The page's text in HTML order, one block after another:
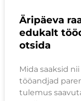
Äripäeva
edukalt
otsida
Mida saaksid
tööandjad
tulemus